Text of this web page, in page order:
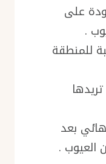
على
.
للمنطقة
بعد
العيوب .